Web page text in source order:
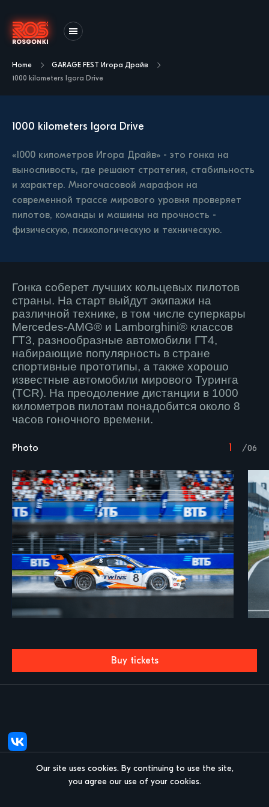
Home
GARAGE FEST Игора Драйв
1000 kilometers Igora Drive
1000 kilometers Igora Drive
«1000 километров Игора Драйв» - это гонка на
выносливость, где решают стратегия, стабильность
и характер. Многочасовой марафон на
современной трассе мирового уровня проверяет
пилотов, команды и машины на прочность -
физическую, психологическую и техническую.
Гонка соберет лучших кольцевых пилотов
страны. На старт выйдут экипажи на
различной технике, в том числе суперкары
Mercedes-AMG® и Lamborghini® классов
ГТ3, разнообразные автомобили ГТ4,
набирающие популярность в стране
спортивные прототипы, а также хорошо
известные автомобили мирового Туринга
(TCR). На преодоление дистанции в 1000
километров пилотам понадобится около 8
часов гоночного времени.
Photo 1 /06
Buy tickets
Our site uses cookies. By continuing to use the site,
you agree our use of your cookies.